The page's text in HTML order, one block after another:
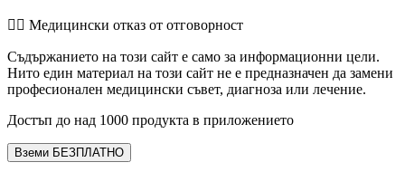
👨‍⚕️️ Медицински отказ от отговорност
Съдържанието на този сайт е само за информационни цели.
Нито един материал на този сайт не е предназначен да замени
професионален медицински съвет, диагноза или лечение.
Достъп до над 1000 продукта в приложението
Вземи БЕЗПЛАТНО